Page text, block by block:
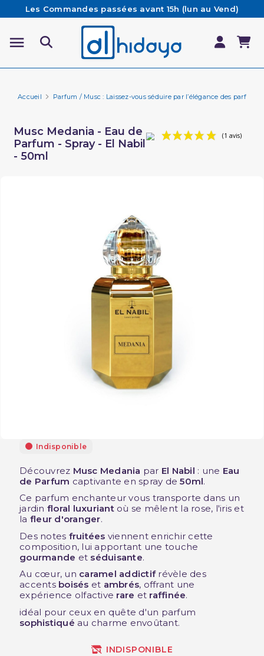
Les Commandes passées avant 15h (lun au Vend)
sont préparées et expédiées le jour même
Besoin d'aide ? Retrouvez notre FAQ
Livraison offerte à partir de 65€ d'achat*
Accueil Parfum / Musc : Laissez-vous séduire par l’élégance des parfums
Musc Medania - Eau de
Parfum - Spray - El Nabil
- 50ml
Indisponible
Découvrez Musc Medania par El Nabil : une Eau
de Parfum captivante en spray de50ml.
Ce parfum enchanteur vous transporte dans un
jardin floral luxuriant où se mêlent la rose, l'iris et
la fleur d'oranger.
Des notes fruitées viennent enrichir cette
composition, lui apportant une touche
gourmande et séduisante.
Au cœur, un caramel addictifrévèle des
accents boisés et ambrés, offrant une
expérience olfactive rare et raffinée.
idéal pour ceux en quête d'un parfum
sophistiqué au charme envoûtant.
INDISPONIBLE